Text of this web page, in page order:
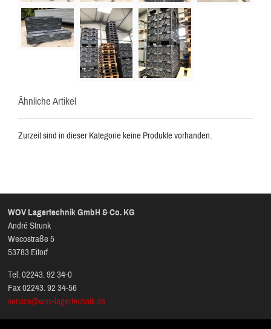
Ähnliche Artikel
Zurzeit sind in dieser Kategorie keine Produkte vorhanden.
WOV Lagertechnik GmbH & Co. KG
André Strunk
Wecostraße 5
53783 Eitorf
Tel. 02243. 92 34-0
Fax 02243. 92 34-56
service@wov-lagertechnik.de